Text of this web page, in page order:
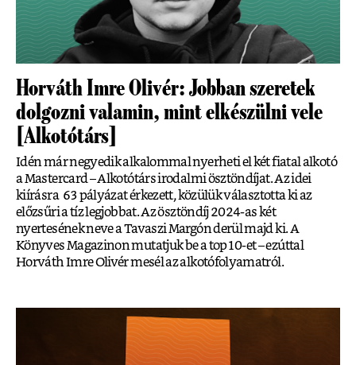
Horváth Imre Olivér: Jobban szeretek
dolgozni valamin, mint elkészülni vele
[Alkotótárs]
Idén már negyedik alkalommal nyerheti el két fiatal alkotó
a Mastercard – Alkotótárs irodalmi ösztöndíjat. Az idei
kiírásra 63 pályázat érkezett, közülük választotta ki az
előzsűri a tíz legjobbat. Az ösztöndíj 2024-as két
nyertesének neve a Tavaszi Margón derül majd ki. A
Könyves Magazinon mutatjuk be a top10-et – ezúttal
Horváth Imre Olivér mesél az alkotófolyamatról.